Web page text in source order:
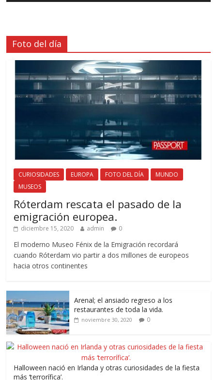
Foto del día
CURIOSIDADES EUROPA FOTO DEL DÍA
MUNDO
MUSEOS
Róterdam rescata el pasado de la
emigración europea.
diciembre 15, 2020 admin 0
El moderno Museo Fénix de la Emigración recordará
cuando Róterdam vio partir a dos millones de europeos
hacia otros continentes
Arenal; el ansiado regreso a los
restaurantes de toda la vida.
noviembre 30, 2020 0
Halloween nació en Irlanda y otras curiosidades de la fiesta
más ‘terrorífica’.